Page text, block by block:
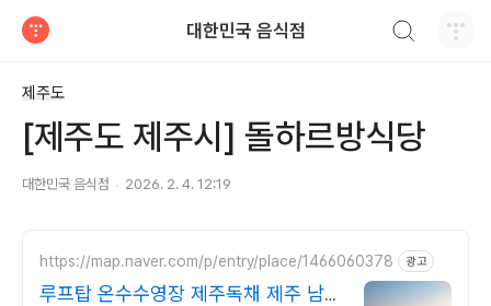
대한민국 음식점
제주도
[제주도 제주시] 돌하르방식당
대한민국 음식점 2026. 2. 4. 12:19
https://map.naver.com/p/entry/place/1466060378 광고
루프탑 온수수영장 제주독채 제주 남쪽